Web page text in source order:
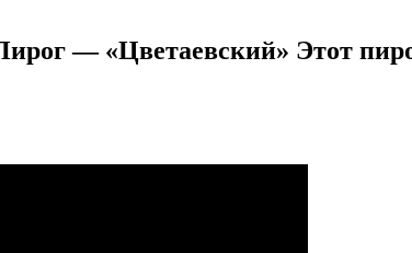
— «Цветаевский» Этот